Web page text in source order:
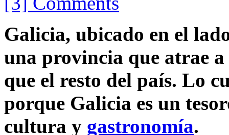
Galicia, ubicado en el
una provincia que atrae
que el resto del país. Lo
porque Galicia es un
cultura y gastronomía.